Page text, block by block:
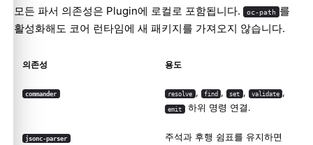
모든 파서 의존성은 Plugin에 로컬로 포함됩니다. oc-path 를
활성화해도 코어 런타임에 새 패키지를 가져오지 않습니다.
의존성 용도
commander resolve , find , set , validate ,
emit 하위 명령 연결.
jsonc-parser
주석과 후행 쉼표를 유지하면